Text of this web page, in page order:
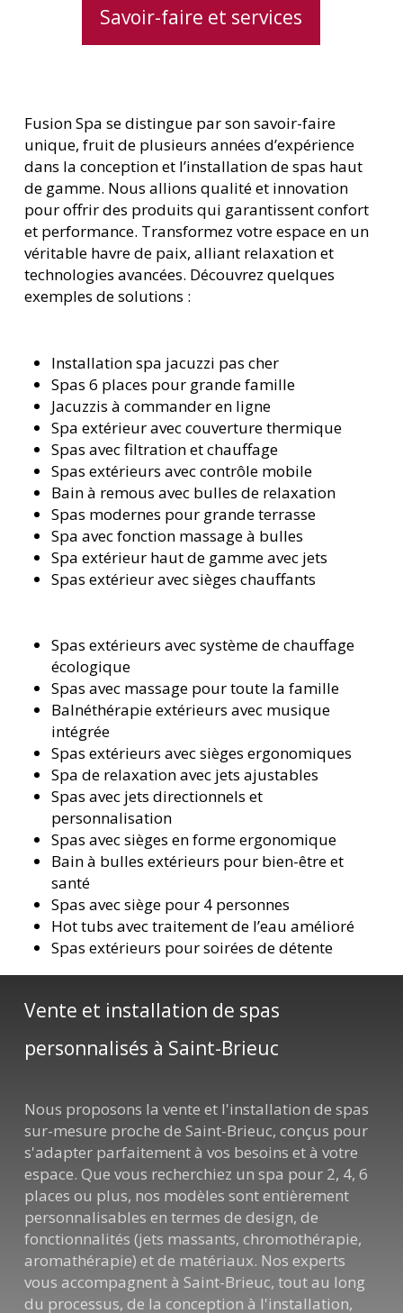
Savoir-faire et services
Fusion Spa se distingue par son savoir-faire
unique, fruit de plusieurs années d’expérience
dans la conception et l’installation de spas haut
de gamme. Nous allions qualité et innovation
pour offrir des produits qui garantissent confort
et performance. Transformez votre espace en un
véritable havre de paix, alliant relaxation et
technologies avancées. Découvrez quelques
exemples de solutions :
Installation spa jacuzzi pas cher
Spas 6 places pour grande famille
Jacuzzis à commander en ligne
Spa extérieur avec couverture thermique
Spas avec filtration et chauffage
Spas extérieurs avec contrôle mobile
Bain à remous avec bulles de relaxation
Spas modernes pour grande terrasse
Spa avec fonction massage à bulles
Spa extérieur haut de gamme avec jets
Spas extérieur avec sièges chauffants
Spas extérieurs avec système de chauffage
écologique
Spas avec massage pour toute la famille
Balnéthérapie extérieurs avec musique
intégrée
Spas extérieurs avec sièges ergonomiques
Spa de relaxation avec jets ajustables
Spas avec jets directionnels et
personnalisation
Spas avec sièges en forme ergonomique
Bain à bulles extérieurs pour bien-être et
santé
Spas avec siège pour 4 personnes
Hot tubs avec traitement de l’eau amélioré
Spas extérieurs pour soirées de détente
Vente et installation de spas
personnalisés à Saint-Brieuc
Nous proposons la vente et l'installation de spas
sur-mesure proche de Saint-Brieuc, conçus pour
s'adapter parfaitement à vos besoins et à votre
espace. Que vous recherchiez un spa pour 2, 4, 6
places ou plus, nos modèles sont entièrement
personnalisables en termes de design, de
fonctionnalités (jets massants, chromothérapie,
aromathérapie) et de matériaux. Nos experts
vous accompagnent à Saint-Brieuc, tout au long
du processus, de la conception à l'installation,